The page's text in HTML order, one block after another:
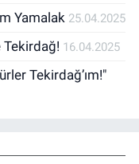
Yamalak 25.04.2025
Tekirdağ! 16.04.2025
Tekirdağ’ım!"